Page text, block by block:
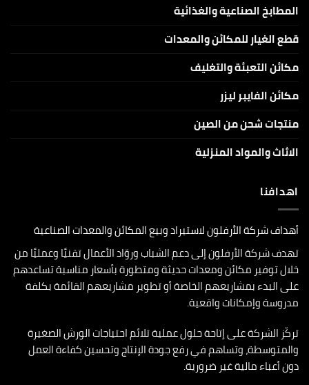
المطابخ الصناعية والغذائية
قطع الغيار للمكائن والمعدات
مكائن التعبئة والتغليف
مكائن الفايبر ليزر
منتجات شحن من الصين
الاثاث والمواد المنزلية
اهدافنا
أهداف شركة الأرفلون لاستيراد وبيع المكائن والمعدات الصناعية
تهدف شركة الأرفلون إلى دعم الشباب وروّاد الأعمال تقنيًا وعمليًا من
خلال توفير مكائن ومعدات حديثة ومتطورة بأسعار مناسبة تساعدهم
على البدء بمشاريعهم الخاصة أو تطوير مشاريعهم القائمة بكلفة
مدروسة وإمكانات واقعية.
تركّز الشركة على إتاحة حلول عملية تلائم احتياجات الورش الصغيرة
والمتوسطة، وتساهم في رفع جودة الإنتاج وتحسين كفاءة العمل
دون أعباء مالية غير ضرورية.